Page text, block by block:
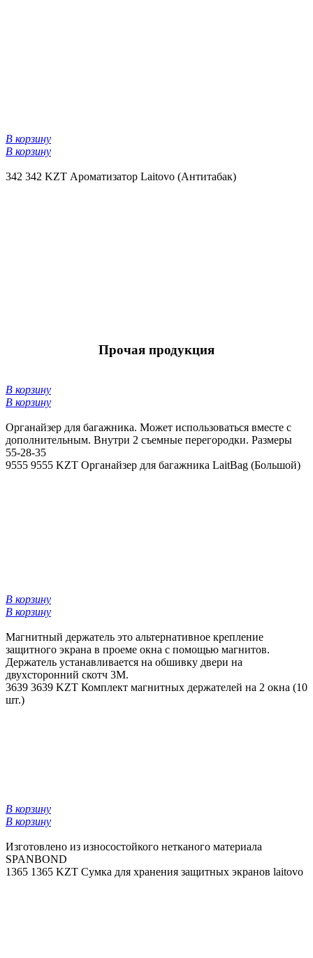
В корзину
В корзину
342 342 KZT Ароматизатор Laitovo (Антитабак)
Прочая продукция
В корзину
В корзину
Органайзер для багажника. Может использоваться вместе с
дополнительным. Внутри 2 съемные перегородки. Размеры
55-28-35
9555 9555 KZT Органайзер для багажника LaitBag (Большой)
В корзину
В корзину
Магнитный держатель это альтернативное крепление
защитного экрана в проеме окна с помощью магнитов.
Держатель устанавливается на обшивку двери на
двухсторонний скотч 3М.
3639 3639 KZT Комплект магнитных держателей на 2 окна (10
шт.)
В корзину
В корзину
Изготовлено из износостойкого нетканого материала
SPANBOND
1365 1365 KZT Сумка для хранения защитных экранов laitovo